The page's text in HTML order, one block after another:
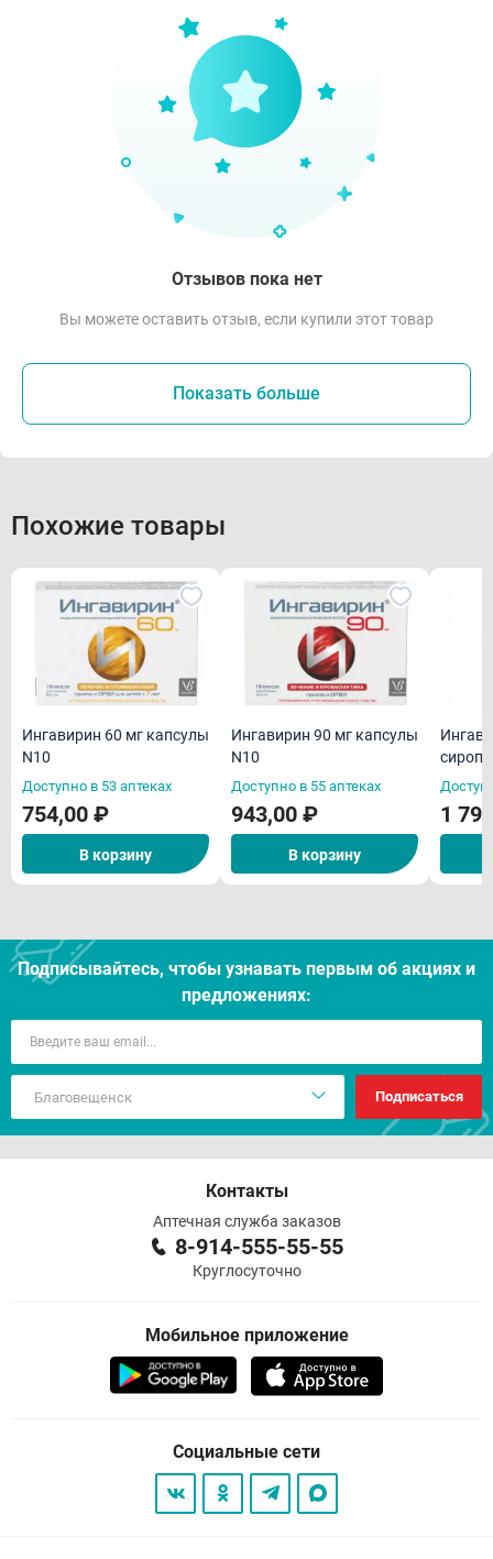
Отзывов пока нет
Вы можете оставить отзыв, если купили этот товар
Показать больше
Похожие товары
Ингавирин 60 мг капсулы
N10
Доступно в 53 аптеках
754,00 ₽
В корзину
Ингавирин 90 мг капсулы
N10
Доступно в 55 аптеках
943,00 ₽
В корзину
сироп
1
Подписывайтесь, чтобы узнавать первым об акцияx и
предложениях:
Подписаться
Контакты
Аптечная служба заказов
8-914-555-55-55
Круглосуточно
Мобильное приложение
Социальные сети